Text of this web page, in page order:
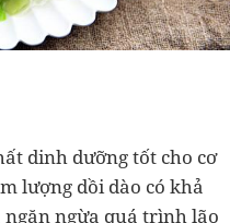
dinh dưỡng tốt cho cơ
lượng dồi dào có khả
ngăn ngừa quá trình lão